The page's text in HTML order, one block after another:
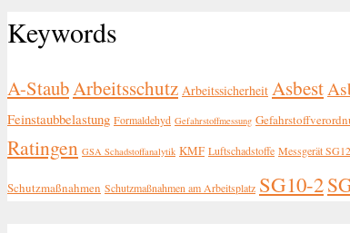
Keywords
A-StaubArbeitsschutz Arbeitssicherheit Asbest
Feinstaubbelastung Formaldehyd Gefahrstoffmessung
Ratingen GSA Schadstoffanalytik KMF Luftschadstoffe Messgerät SG12
Schutzmaßnahmen Schutzmaßnahmen am Arbeitsplatz SG10-2